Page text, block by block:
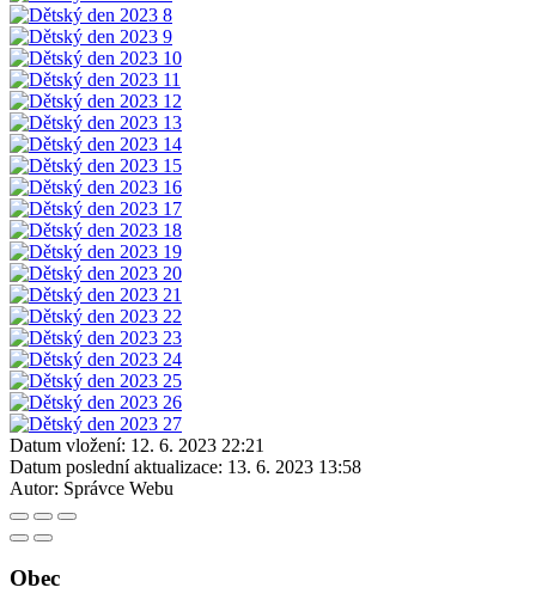
Datum vložení: 12. 6. 2023 22:21
Datum poslední aktualizace: 13. 6. 2023 13:58
Autor: Správce Webu
Obec